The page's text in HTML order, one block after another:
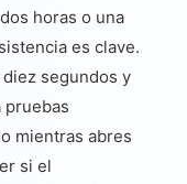
horas o una
es clave.
segundos y
pruebas
mientras abres
si el